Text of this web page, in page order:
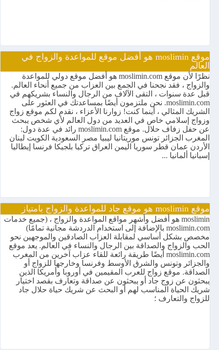
موقع moslimin هو أفضل موقع للمواعدة والزواج في
العالم
نظرًا لأن موقع moslimin.com هو أفضل موقع دولي للمواعدة
والزواج ، فقد نجحنا في الجمع بين العزاب من جميع أنحاء العالم.
قبل عدة سنوات ، التقى الآلاف من الرجال والنساء بشريكهم في
moslimin.com. نحن ملتزمون أيضًا بمساعدتك في العثور على
الشريك المثالي ، أينما كنت! زوارنا الأعزاء ، نقدم لكم موقع زواج
وزواج إسلامي خاص في العديد من دول العالم لأي شخص يبحث
عن حفل زفاف حلال. موقع moslimin.com رائد في عدة دول:
المغرب الجزائر تونس موريتانيا ليبيا مصر السعودية الكويت لبنان
الأردن عمان قطر سوريا اليمن العراق تركيا بلجيكا فرنسا إيطاليا
إسبانيا ألمانيا ...
موقع moslimin هو موقع جاد للمواعدة والزواج بامتياز
moslimin هو أفضل وأشهر مواقع المواعدة والزواج ، (جميع خدمات
moslimin.com بالإضافة إلى استخدام الدردشة مجانية تمامًا)
مخصص بشكل أساسي لمقابلة العزاب الصادقين والموجهين نحو
الحب والزواج والصداقة بين الرجال والنساء في العالم. يعد موقع
moslimin.com أيضًا طريقة رائعة للقاء عزاب آخرين من المغرب
والجزائر وتونس والشرق الأوسط وفرنسا وخارجها للزواج أو
الصداقة. موقع زواج للعرب المقيمين في أوروبا وأمريكا الذين
يبحثون عن زوج جاد أو يبحثون عن صداقة وتعارف بقصد اختيار
شريك الحياة المناسب لهم أو البحث عن شريك حياة حلال جاد
للزواج والتعارف ؛